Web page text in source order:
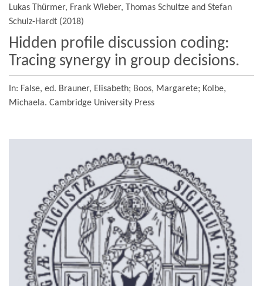
Lukas Thürmer, Frank Wieber, Thomas Schultze and Stefan
Schulz-Hardt (2018)
Hidden profile discussion coding:
Tracing synergy in group decisions.
In: False, ed. Brauner, Elisabeth; Boos, Margarete; Kolbe,
Michaela. Cambridge University Press